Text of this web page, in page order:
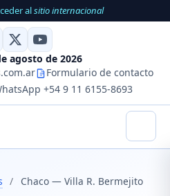
alsitio internacional
agosto de 2026
Formulario de contacto
+54 9 11 6155-8693
/ Chaco — Villa R. Bermejito